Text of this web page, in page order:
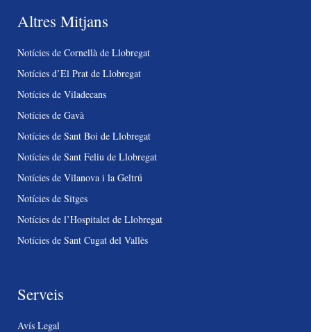
Altres Mitjans
Notícies de Cornellà de Llobregat
Notícies d’El Prat de Llobregat
Notícies de Viladecans
Notícies de Gavà
Notícies de Sant Boi de Llobregat
Notícies de Sant Feliu de Llobregat
Notícies de Vilanova i la Geltrú
Notícies de Sitges
Notícies de l’Hospitalet de Llobregat
Notícies de Sant Cugat del Vallès
Serveis
Avís Legal